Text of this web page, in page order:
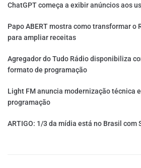
ChatGPT começa a exibir anúncios aos
Papo ABERT mostra como transformar o
para ampliar receitas
Agregador do Tudo Rádio disponibiliza
formato de programação
Light FM anuncia modernização técnica
programação
ARTIGO: 1/3 da mídia está no Brasil com